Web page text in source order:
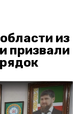
из
призвали